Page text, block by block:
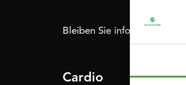
Bleiben Sie informiert:
Cardio